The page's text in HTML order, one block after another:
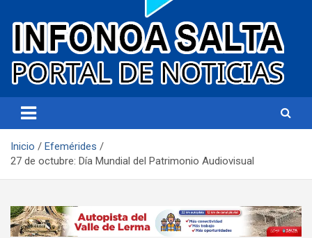
Infonoa Salta
Inicio
Efemérides
27 de octubre: Día Mundial del Patrimonio Audiovisual